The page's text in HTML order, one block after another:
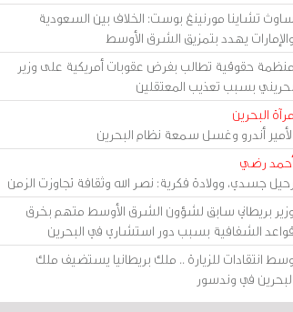
ساوث تشاينا مورنينغ بوست: الخلاف بين السعودية
والإمارات يهدد بتمزيق الشرق الأوسط
منظمة حقوقية تطالب بفرض عقوبات أمريكية على وزير
بحريني بسبب تعذيب المعتقلين
مرآة البحرين
الأمير أندرو وغسل سمعة نظام البحرين
رضي
رحيل جسدي، وولادة فكرية: نصر الله وثقافة تجاوزت الزمن
وزير بريطاني سابق لشؤون الشرق الأوسط متهم بخرق
قواعد الشفافية بسبب دور استشاري في البحرين
وسط انتقادات للزيارة .. ملك بريطانيا يستضيف ملك
البحرين في وندسور